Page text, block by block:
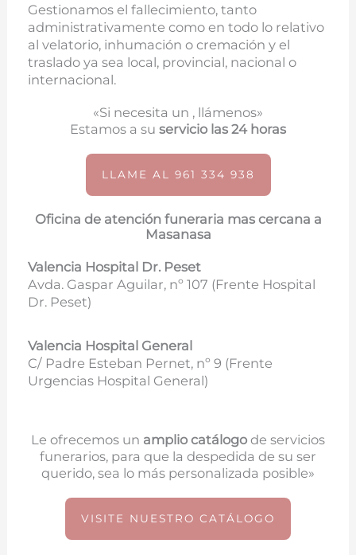
Gestionamos el fallecimiento, tanto
administrativamente como en todo lo relativo
al velatorio, inhumación o cremación y el
traslado ya sea local, provincial, nacional o
internacional.
«Si necesita un , llámenos»
Estamos a su servicio las 24 horas
LLAME AL 961 334 938
Oficina de atención funeraria mas cercana a
Masanasa
Valencia Hospital Dr. Peset
Avda. Gaspar Aguilar, nº 107 (Frente Hospital
Dr. Peset)
Valencia Hospital General
C/ Padre Esteban Pernet, nº 9 (Frente
Urgencias Hospital General)
Le ofrecemos un amplio catálogo de servicios
funerarios, para que la despedida de su ser
querido, sea lo más personalizada posible»
VISITE NUESTRO CATÁLOGO